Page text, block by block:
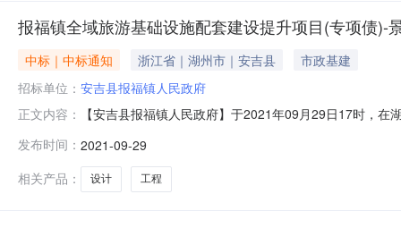
报福镇全域旅游基础设施配套建设提升项目(专项债)-
中标｜中标通知 浙江省｜湖州市｜安吉县
市政基建
招标单位： 安吉县报福镇人民政府
正文内容：
【安吉县报福镇人民政府】于2021年09月29日17时，
债）-景溪综合服务中心工程项目设计服务项目编号
发布时间： 2021-09-29
相关产品：
设计 工程